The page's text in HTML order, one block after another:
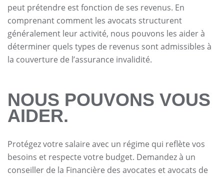
peut prétendre est fonction de ses revenus. En
comprenant comment les avocats structurent
généralement leur activité, nous pouvons les aider à
déterminer quels types de revenus sont admissibles à
la couverture de l’assurance invalidité.
NOUS POUVONS VOUS
AIDER.
Protégez votre salaire avec un régime qui reflète vos
besoins et respecte votre budget. Demandez à un
conseiller de la Financière des avocates et avocats de